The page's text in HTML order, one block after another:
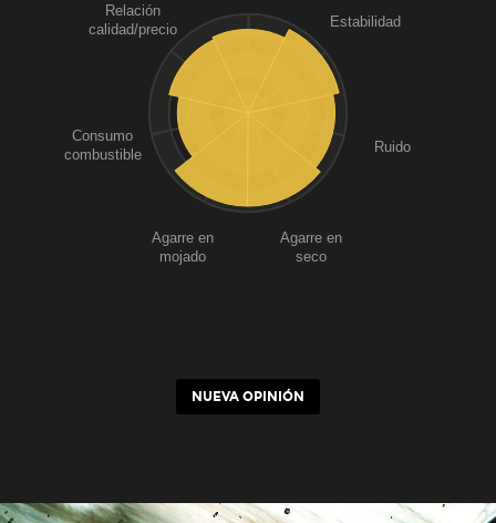
Estabilidad
Ruido
Agarre en
seco
Agarre en
mojado
Consumo
combustible
Relación
calidad/precio
NUEVA OPINIÓN